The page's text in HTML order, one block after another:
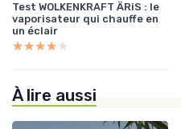
Test WOLKENKRAFT ÄRiS : le
vaporisateur qui chauffe en
un éclair
★★★★★
★★★★★
À lire aussi